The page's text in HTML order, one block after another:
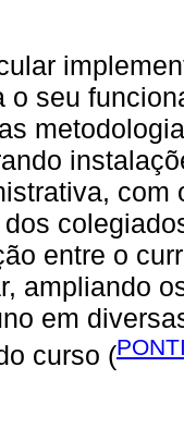
o seu
com
entre o
ampliando
em
curso (